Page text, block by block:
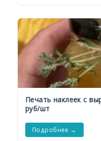
Печать наклеек с
руб/шт
Подробнее →